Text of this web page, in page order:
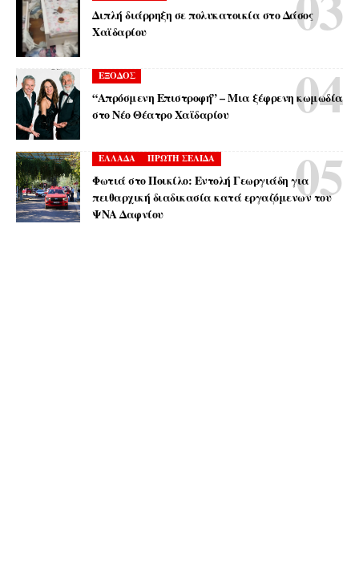
Διπλή διάρρηξη σε πολυκατοικία στο Δάσος
Χαϊδαρίου
ΕΞΟΔΟΣ
“Απρόσμενη Επιστροφή” – Μια ξέφρενη κωμωδία
στο Νέο Θέατρο Χαϊδαρίου
ΕΛΛΑΔΑ ΠΡΩΤΗ ΣΕΛΙΔΑ
Φωτιά στο Ποικίλο: Εντολή Γεωργιάδη για
πειθαρχική διαδικασία κατά εργαζόμενων του
ΨΝΑ Δαφνίου